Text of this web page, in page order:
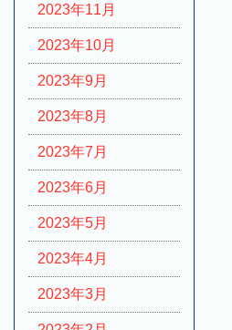
2023年11月
2023年10月
2023年9月
2023年8月
2023年7月
2023年6月
2023年5月
2023年4月
2023年3月